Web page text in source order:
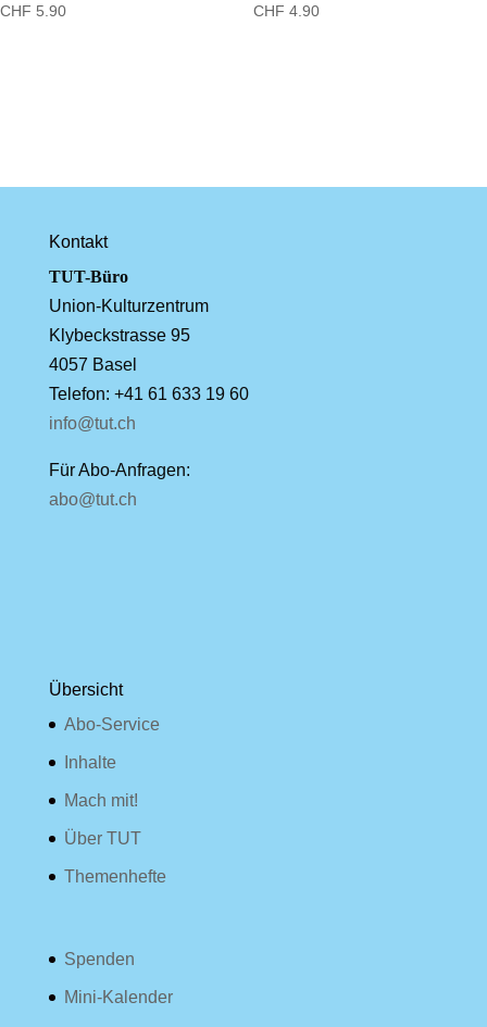
CHF 5.90 CHF 4.90
Kontakt
TUT-Büro
Union-Kulturzentrum
Klybeckstrasse 95
4057 Basel
Telefon: +41 61 633 19 60
info@tut.ch
Für Abo-Anfragen:
abo@tut.ch
Übersicht
Abo-Service
Inhalte
Mach mit!
Über TUT
Themenhefte
Spenden
Mini-Kalender